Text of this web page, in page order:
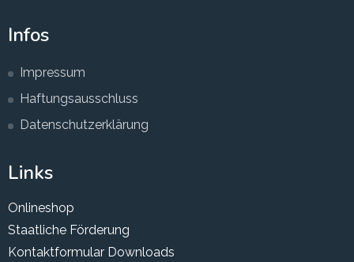
Infos
Impressum
Haftungsausschluss
Datenschutzerklärung
Links
Onlineshop
Staatliche Förderung
Kontaktformular Downloads